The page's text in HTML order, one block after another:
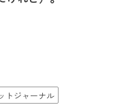
トジャーナル